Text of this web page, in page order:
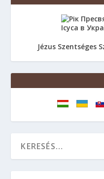
Jézus Szentséges